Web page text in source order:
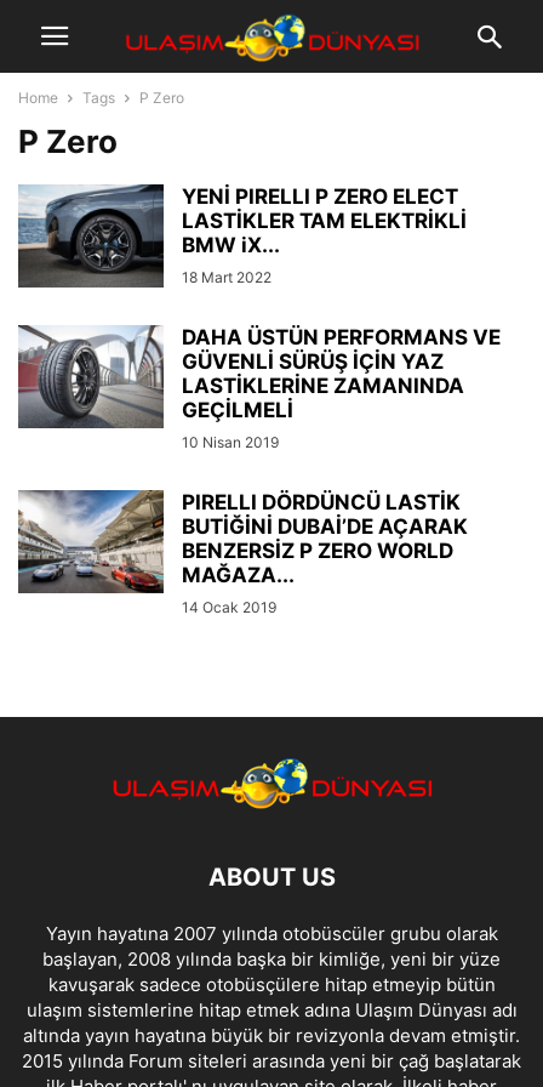
Home Tags P Zero
P Zero
YENİ PIRELLI P ZERO ELECT
LASTİKLER TAM ELEKTRİKLİ
BMW iX...
18 Mart 2022
DAHA ÜSTÜN PERFORMANS VE
GÜVENLİ SÜRÜŞ İÇİN YAZ
LASTİKLERİNE ZAMANINDA
GEÇİLMELİ
10 Nisan 2019
PIRELLI DÖRDÜNCÜ LASTİK
BUTİĞİNİ DUBAİ’DE AÇARAK
BENZERSİZ P ZERO WORLD
MAĞAZA...
14 Ocak 2019
ABOUT US
Yayın hayatına 2007 yılında otobüscüler grubu olarak
başlayan, 2008 yılında başka bir kimliğe, yeni bir yüze
kavuşarak sadece otobüsçülere hitap etmeyip bütün
ulaşım sistemlerine hitap etmek adına Ulaşım Dünyası adı
altında yayın hayatına büyük bir revizyonla devam etmiştir.
2015 yılında Forum siteleri arasında yeni bir çağ başlatarak